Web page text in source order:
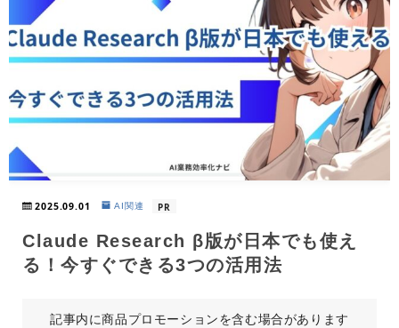
2025.09.01 AI関連 PR
Claude Research β版が日本でも使え
る！今すぐできる3つの活用法
記事内に商品プロモーションを含む場合があります